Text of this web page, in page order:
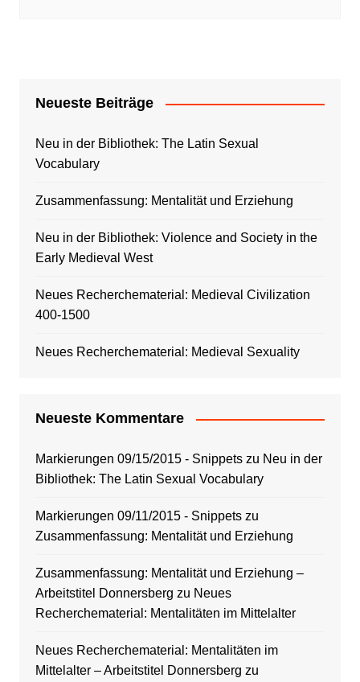
Neueste Beiträge
Neu in der Bibliothek: The Latin Sexual
Vocabulary
Zusammenfassung: Mentalität und Erziehung
Neu in der Bibliothek: Violence and Society in the
Early Medieval West
Neues Recherchematerial: Medieval Civilization
400-1500
Neues Recherchematerial: Medieval Sexuality
Neueste Kommentare
Markierungen 09/15/2015 - Snippetszu Neu in der
Bibliothek: The Latin Sexual Vocabulary
Markierungen 09/11/2015 - Snippetszu
Zusammenfassung: Mentalität und Erziehung
Zusammenfassung: Mentalität und Erziehung –
Arbeitstitel Donnersberg zu Neues
Recherchematerial: Mentalitäten im Mittelalter
Neues Recherchematerial: Mentalitäten im
Mittelalter – Arbeitstitel Donnersberg zu